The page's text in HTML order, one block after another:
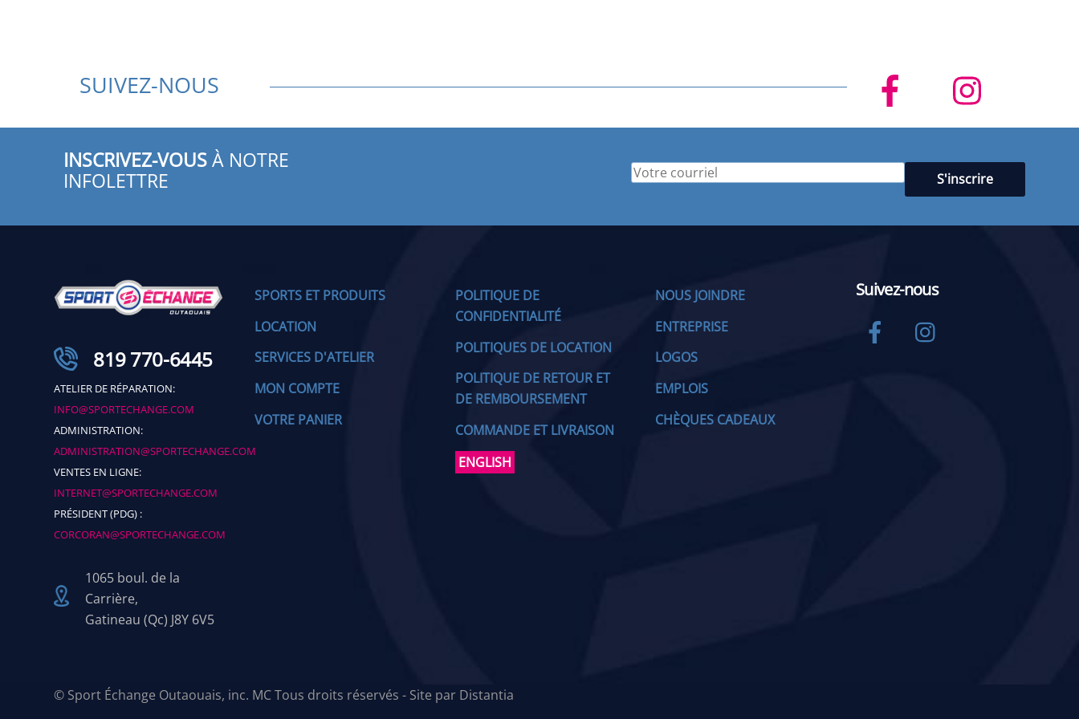
SUIVEZ-NOUS
INSCRIVEZ-VOUSÀ NOTRE
INFOLETTRE
819 770-6445
ATELIER DE RÉPARATION:
INFO@SPORTECHANGE.COM
ADMINISTRATION:
ADMINISTRATION@SPORTECHANGE.COM
VENTES EN LIGNE:
INTERNET@SPORTECHANGE.COM
PRÉSIDENT (PDG) :
CORCORAN@SPORTECHANGE.COM
1065 boul. de la
Carrière,
Gatineau (Qc) J8Y 6V5
SPORTS ET PRODUITS
LOCATION
SERVICES D'ATELIER
MON COMPTE
VOTRE PANIER
POLITIQUE DE
CONFIDENTIALITÉ
POLITIQUES DE LOCATION
POLITIQUE DE RETOUR ET
DE REMBOURSEMENT
COMMANDE ET LIVRAISON
ENGLISH
NOUS JOINDRE
ENTREPRISE
LOGOS
EMPLOIS
CHÈQUES CADEAUX
Suivez-nous
Facebook
© Sport Échange Outaouais, inc. MC Tous droits réservés - Site par Distantia